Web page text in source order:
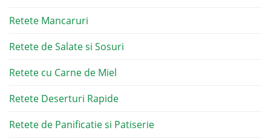
Retete Mancaruri
Retete de Salate si Sosuri
Retete cu Carne de Miel
Retete Deserturi Rapide
Retete de Panificatie si Patiserie